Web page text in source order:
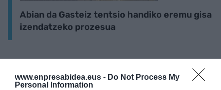
www.enpresabidea.eus - Do Not Process My
Personal Information
Abian da Gasteiz tentsio handiko eremu gisa
izendatzeko prozesua